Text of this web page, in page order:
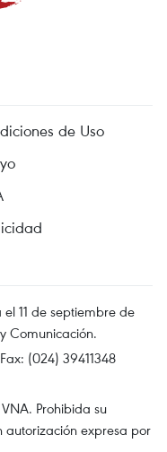
de Uso
11 de septiembre de
Comunicación.
(024) 39411348
Prohibida su
autorización expresa por